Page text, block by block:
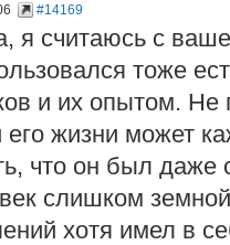
#14169
я считаюсь с
тоже
и их опытом. Не
жизни может
что он был
слишком
хотя имел в